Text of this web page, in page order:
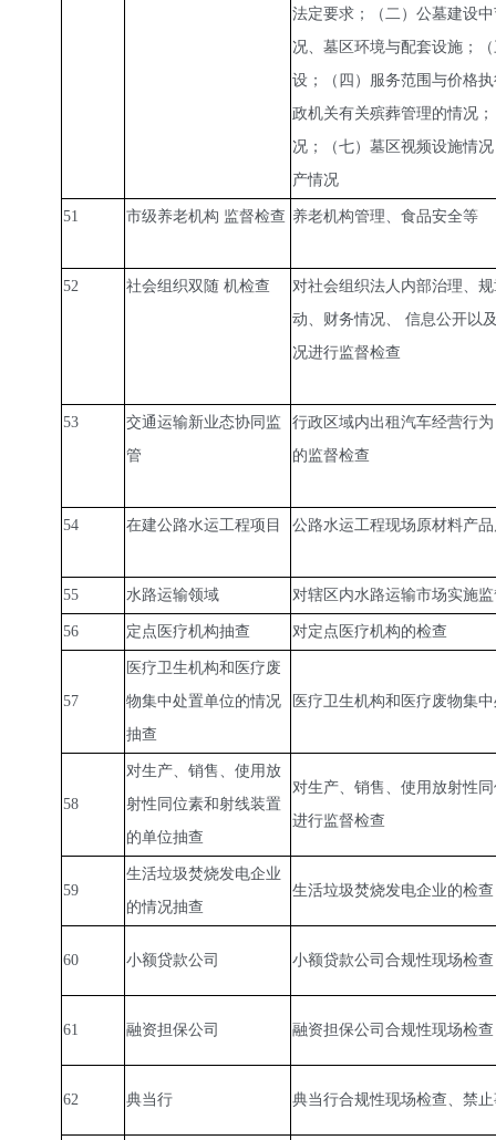
法定要求；（二）公墓建设
况、墓区环境与配套设施；
设；（四）服务范围与价格
政机关有关殡葬管理的情况
况；（七）墓区视频设施情
产情况
51 市级养老机构 监督检查 养老机构管理、食品安全等
52 社会组织双随 机检查
对社会组织法人内部治理、
动、财务情况、 信息公开以
况进行监督检查
53
交通运输新业态协同监
管
行政区域内出租汽车经营行为
的监督检查
54 在建公路水运工程项目 公路水运工程现场原材料产
55 水路运输领域 对辖区内水路运输市场实施
56 定点医疗机构抽查 对定点医疗机构的检查
57
医疗卫生机构和医疗废
物集中处置单位的情况
抽查
医疗卫生机构和医疗废物集
58
对生产、销售、使用放
射性同位素和射线装置
的单位抽查
对生产、销售、使用放射性
进行监督检查
59
生活垃圾焚烧发电企业
的情况抽查
生活垃圾焚烧发电企业的检查
60 小额贷款公司 小额贷款公司合规性现场检查
61 融资担保公司 融资担保公司合规性现场检查
62 典当行 典当行合规性现场检查、禁